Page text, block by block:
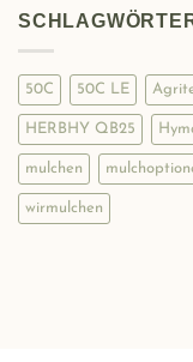
50C 50C LE
HERBHY QB25
mulchen
wirmulchen